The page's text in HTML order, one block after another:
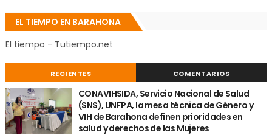
EL TIEMPO EN BARAHONA
El tiempo - Tutiempo.net
RECIENTES COMENTARIOS
CONAVIHSIDA, Servicio Nacional de Salud
(SNS), UNFPA, la mesa técnica de Género y
VIH de Barahona definen prioridades en
salud y derechos de las Mujeres